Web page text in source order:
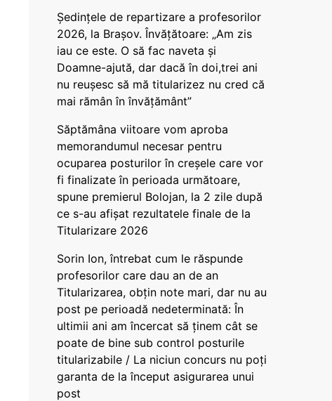
Ședințele de repartizare a profesorilor
2026, la Brașov. Învățătoare: „Am zis
iau ce este. O să fac naveta și
Doamne-ajută, dar dacă în doi,trei ani
nu reușesc să mă titularizez nu cred că
mai rămân în învățământ”
Săptămâna viitoare vom aproba
memorandumul necesar pentru
ocuparea posturilor în creșele care vor
fi finalizate în perioada următoare,
spune premierul Bolojan, la 2 zile după
ce s-au afișat rezultatele finale de la
Titularizare 2026
Sorin Ion, întrebat cum le răspunde
profesorilor care dau an de an
Titularizarea, obțin note mari, dar nu au
post pe perioadă nedeterminată: În
ultimii ani am încercat să ținem cât se
poate de bine sub control posturile
titularizabile / La niciun concurs nu poți
garanta de la început asigurarea unui
post